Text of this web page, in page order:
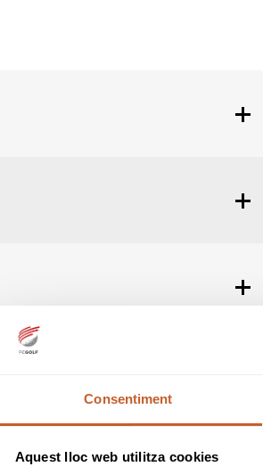
Consentiment
Aquest lloc web utilitza cookies